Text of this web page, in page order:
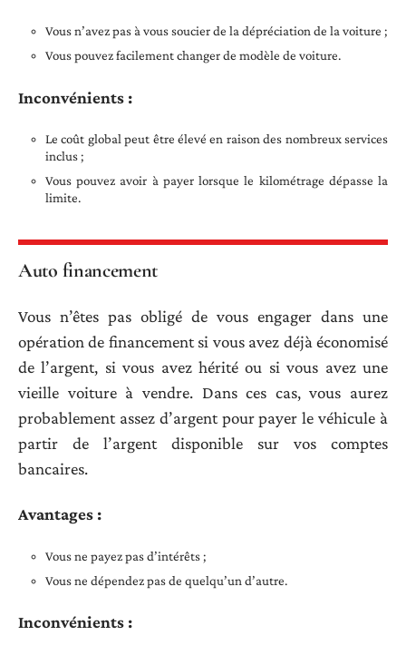
Vous n’avez pas à vous soucier de la dépréciation de la voiture ;
Vous pouvez facilement changer de modèle de voiture.
Inconvénients :
Le coût global peut être élevé en raison des nombreux services
inclus ;
Vous pouvez avoir à payer lorsque le kilométrage dépasse la
limite.
Auto financement
Vous n’êtes pas obligé de vous engager dans une
opération de financement si vous avez déjà économisé
de l’argent, si vous avez hérité ou si vous avez une
vieille voiture à vendre. Dans ces cas, vous aurez
probablement assez d’argent pour payer le véhicule à
partir de l’argent disponible sur vos comptes
bancaires.
Avantages :
Vous ne payez pas d’intérêts ;
Vous ne dépendez pas de quelqu’un d’autre.
Inconvénients :